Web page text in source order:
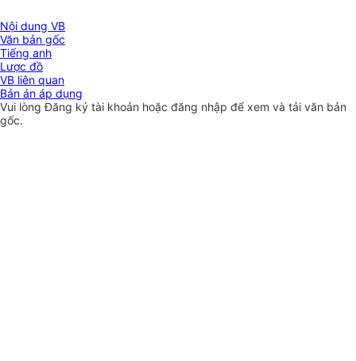
Nội dung VB
Văn bản gốc
Tiếng anh
Lược đồ
VB liên quan
Bản án áp dụng
Vui lòngĐăng ký tài khoản hoặc đăng nhập để xem và tải văn bản
gốc.